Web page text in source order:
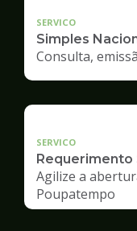
SERVICO
Simples
Consulta,
SERVICO
Requerimento
Agilize a
Poupatempo